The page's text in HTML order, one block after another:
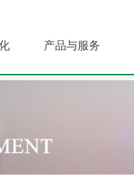
产品与服务